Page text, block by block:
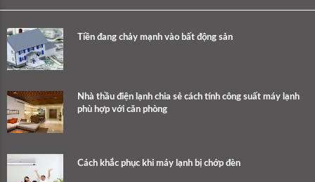
Tiền đang chảy mạnh vào bất động sản
Nhà thầu điện lạnh chia sẻ cách tính công suất máy lạnh
phù hợp với căn phòng
Cách khắc phục khi máy lạnh bị chớp đèn